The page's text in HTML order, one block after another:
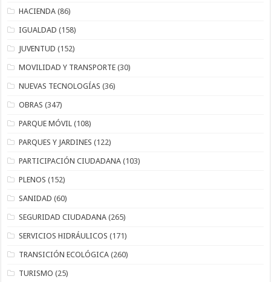
HACIENDA (86)
IGUALDAD (158)
JUVENTUD (152)
MOVILIDAD Y TRANSPORTE (30)
NUEVAS TECNOLOGÍAS (36)
OBRAS (347)
PARQUE MÓVIL (108)
PARQUES Y JARDINES (122)
PARTICIPACIÓN CIUDADANA (103)
PLENOS (152)
SANIDAD (60)
SEGURIDAD CIUDADANA (265)
SERVICIOS HIDRÁULICOS (171)
TRANSICIÓN ECOLÓGICA (260)
TURISMO (25)